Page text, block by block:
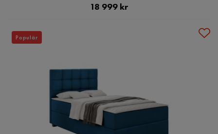
Pris
18 999 kr
Populär